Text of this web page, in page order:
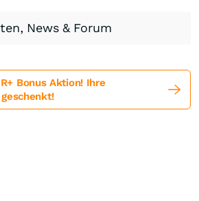
News & Forum
Bonus Aktion! Ihre